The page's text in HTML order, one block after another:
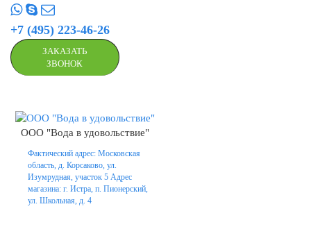
+7 (495) 223-46-26
ЗАКАЗАТЬ
ЗВОНОК
ООО "Вода в удовольствие"
Фактический адрес: Московская
область, д. Корсаково, ул.
Изумрудная, участок 5 Адрес
магазина: г. Истра, п. Пионерский,
ул. Школьная, д. 4